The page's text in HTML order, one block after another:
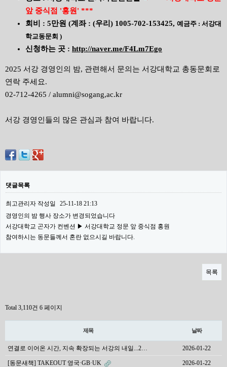
앞 중식점 '홍원' ***
회비 : 5만원 (계좌 : (우리) 1005-702-153425, 예금주 : 서강대
학교동문회 )
신청하는 곳 : http://naver.me/F4Lm7Ego
2025 서강 경영인의 밤, 관련해서 문의는 서강대학교 총동문회로
연락 주세요.
02-712-4265 / alumni@sogang,ac.kr
서강 경영인들의 많은 관심과 참여 바랍니다.
댓글목록
최고관리자 작성일
25-11-18 21:13
경영인의 밤 행사 장소가 변경되었습니다
서강대학교 곤자가 컨벤션 ▶ 서강대학교 정문 앞 중식점 홍원
참여하시는 동문들께서 혼란 없으시길 바랍니다.
목록
Total 3,110건 6 페이지
제목 날짜
연결로 이어온 시간, 지속 확장되는 서강의 내일...2… 2026-01-22
[동문새책] TAKEOUT 영국·GB·UK 2026-01-22